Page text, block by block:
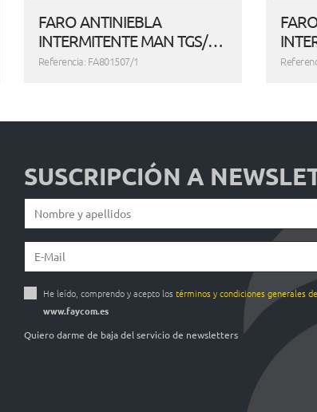
FARO ANTINIEBLA
INTERMITENTE MAN TGS/…
Referencia: FA801507/1
SUSCRIPCIÓN A
He leído, comprendo y acepto los términos y condiciones generales
www.faycom.es
Quiero darme de baja del servicio de newsletters